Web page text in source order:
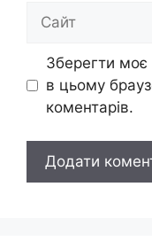
Зберегти моє
в цьому
коментарів.